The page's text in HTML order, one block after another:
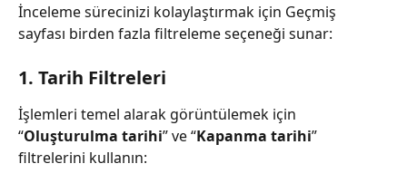
İnceleme sürecinizi kolaylaştırmak için Geçmiş
sayfası birden fazla filtreleme seçeneği sunar:
1. Tarih Filtreleri
İşlemleri temel alarak görüntülemek için
“Oluşturulma tarihi” ve “Kapanma tarihi”
filtrelerini kullanın: